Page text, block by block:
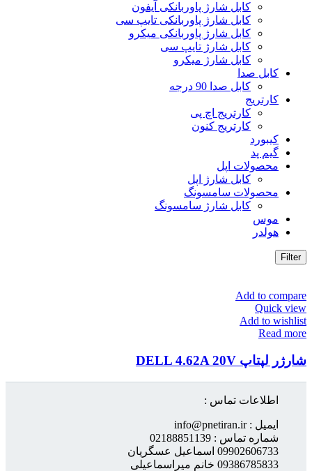
کابل شارژ پاوربانکی آیفون
کابل شارژ پاوربانکی تایپ سی
کابل شارژ پاوربانکی میکرو
کابل شارژ تایپ سی
کابل شارژ میکرو
کابل صدا
کابل صدا 90 درجه
کارتریج
کارتریج اچ پی
کارتریج کنون
کیبورد
گیم پد
محصولات اپل
کابل شارژ اپل
محصولات سامسونگ
کابل شارژ سامسونگ
موس
هولدر
Filter
Add to compare
Quick view
Add to wishlist
Read more
شارژر لپتاپ DELL 4.62A 20V
اطلاعات تماس :
ایمیل : info@pnetiran.ir
شماره تماس : 02188851139
09902606733 اسماعیل عسگریان
09386785833 خانم میراسماعیلی